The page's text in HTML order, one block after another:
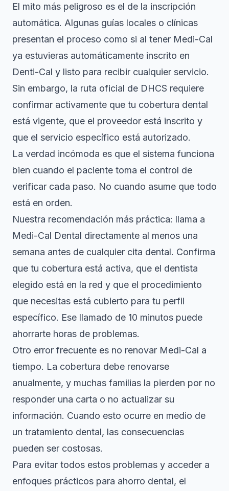
El mito más peligroso es el de la inscripción
automática. Algunas guías locales o clínicas
presentan el proceso como si al tener Medi-Cal
ya estuvieras automáticamente inscrito en
Denti-Cal y listo para recibir cualquier servicio.
Sin embargo, la ruta oficial de DHCS requiere
confirmar activamente que tu cobertura dental
está vigente, que el proveedor está inscrito y
que el servicio específico está autorizado.
La verdad incómoda es que el sistema funciona
bien cuando el paciente toma el control de
verificar cada paso. No cuando asume que todo
está en orden.
Nuestra recomendación más práctica: llama a
Medi-Cal Dental directamente al menos una
semana antes de cualquier cita dental. Confirma
que tu cobertura está activa, que el dentista
elegido está en la red y que el procedimiento
que necesitas está cubierto para tu perfil
específico. Ese llamado de 10 minutos puede
ahorrarte horas de problemas.
Otro error frecuente es no renovar Medi-Cal a
tiempo. La cobertura debe renovarse
anualmente, y muchas familias la pierden por no
responder una carta o no actualizar su
información. Cuando esto ocurre en medio de
un tratamiento dental, las consecuencias
pueden ser costosas.
Para evitar todos estos problemas y acceder a
enfoques prácticos para ahorro dental, el